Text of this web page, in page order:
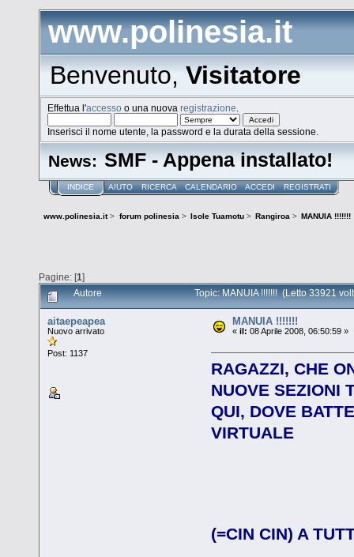
www.polinesia.it
Benvenuto,Visitatore
Effettua l'accesso o una nuovaregistrazione
Inserisci il nome utente, la password e la durata della sessione.
News: SMF - Appena installato!
INDICE AIUTO RICERCA CALENDARIO ACCEDI REGISTRATI
www.polinesia.it> forum polinesia> Isole Tuamotu> Rangiroa> MANUIA !!!!!!!
Pagine: [1]
Autore Topic: MANUIA !!!!!!! (Letto 33921
aitaepeapea
Nuovo arrivato
Post: 1137
MANUIA !!!!!!!
«il: 08 Aprile 2008, 06:50:59 »
RAGAZZI, CHE
NUOVE SEZIONI
QUI, DOVE
VIRTUALE
(=CIN CIN) A